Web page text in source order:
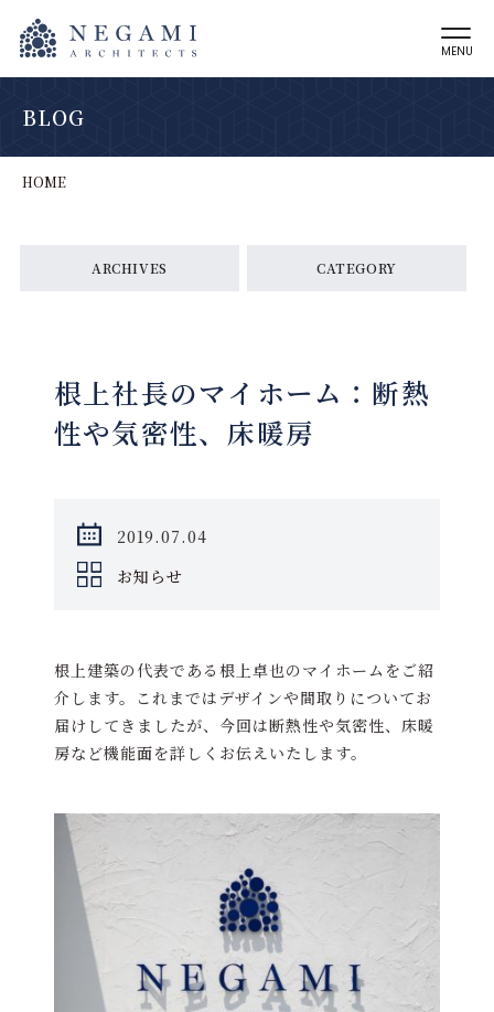
MENU
BLOG
HOME
ARCHIVES CATEGORY
根上社長のマイホーム：断熱
性や気密性、床暖房
2019.07.04
お知らせ
根上建築の代表である根上卓也のマイホームをご紹
介します。これまではデザインや間取りについてお
届けしてきましたが、今回は断熱性や気密性、床暖
房など機能面を詳しくお伝えいたします。